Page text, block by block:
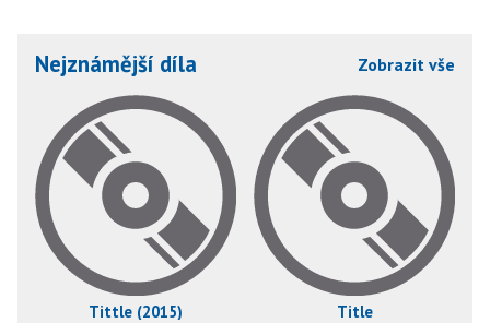
Nejznámější díla Zobrazit vše
Tittle (2015) Title